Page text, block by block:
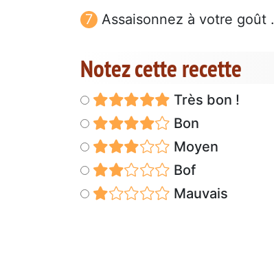
Assaisonnez à votre goût .
Notez cette recette
Très bon !
Bon
Moyen
Bof
Mauvais